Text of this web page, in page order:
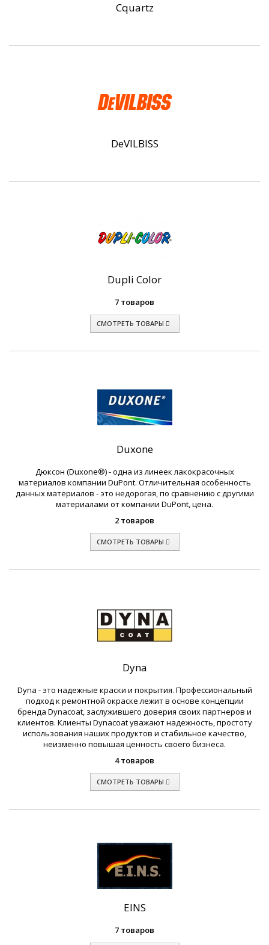
Cquartz
DeVILBISS
Dupli Color
7 товаров
СМОТРЕТЬ ТОВАРЫ
Duxone
Дюксон (Duxone®) - одна из линеек лакокрасочных
материалов компании DuPont. Отличительная особенность
данных материалов - это недорогая, по сравнению с другими
материалами от компании DuPont, цена.
2 товаров
СМОТРЕТЬ ТОВАРЫ
Dyna
Dyna - это надежные краски и покрытия. Профессиональный
подход к ремонтной окраске лежит в основе концепции
бренда Dynacoat, заслужившего доверия своих партнеров и
клиентов. Клиенты Dynacoat уважают надежность, простоту
использования наших продуктов и стабильное качество,
неизменно повышая ценность своего бизнеса.
4 товаров
СМОТРЕТЬ ТОВАРЫ
EINS
7 товаров